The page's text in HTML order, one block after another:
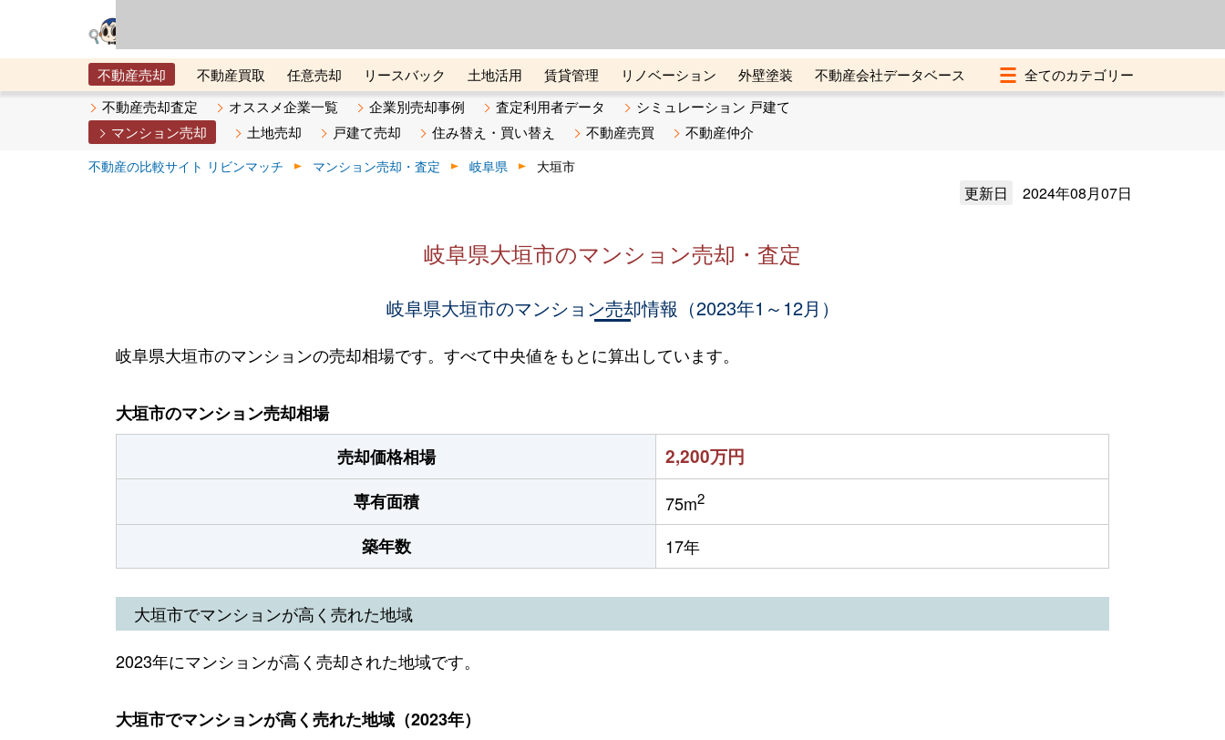
不動産売却 不動産買取 任意売却 リースバック 土地活用 賃貸管理 リノベーション 外壁塗装
不動産会社データベース
メタ住宅展示場
ベスト不動産カンパニー オンライン講座 リビンマガジンBiz 不動産売却ご相談デスク
不動産売却査定 オススメ企業一覧 企業別売却事例 査定利用者データ
シミュレーション 戸建て
マンション売却
土地売却 戸建て売却 住み替え・買い替え 不動産売買 不動産仲介
不動産の比較サイト リビンマッチ マンション売却・査定 岐阜県 大垣市
更新日 2024年08月07日
岐阜県大垣市のマンション売却・査定
岐阜県大垣市のマンション売却情報（2023年1～12月）
岐阜県大垣市のマンションの売却相場です。すべて中央値をもとに算出しています。
大垣市のマンション売却相場
売却価格相場
2,200万円
専有面積 75m2
築年数 17年
大垣市でマンションが高く売れた地域
2023年にマンションが高く売却された地域です。
大垣市でマンションが高く売れた地域（2023年）